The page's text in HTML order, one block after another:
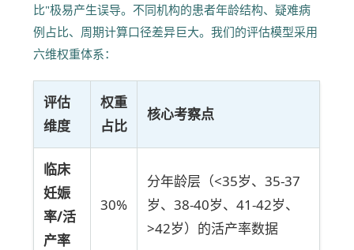
比"极易产生误导。不同机构的患者年龄结构、疑难病
例占比、周期计算口径差异巨大。我们的评估模型采用
六维权重体系：
评估
维度
权重
占比
核心考察点
临床
妊娠
率/活
产率
30%
分年龄层（<35岁、35-37
岁、38-40岁、41-42岁、
>42岁）的活产率数据